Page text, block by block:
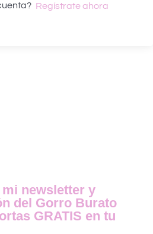
Regístrate ahora
mi newsletter y
del Gorro Burato
GRATIS en tu